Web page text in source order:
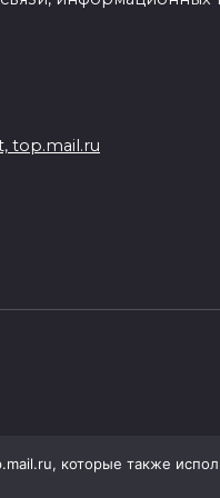
top.mail.ru
которые также